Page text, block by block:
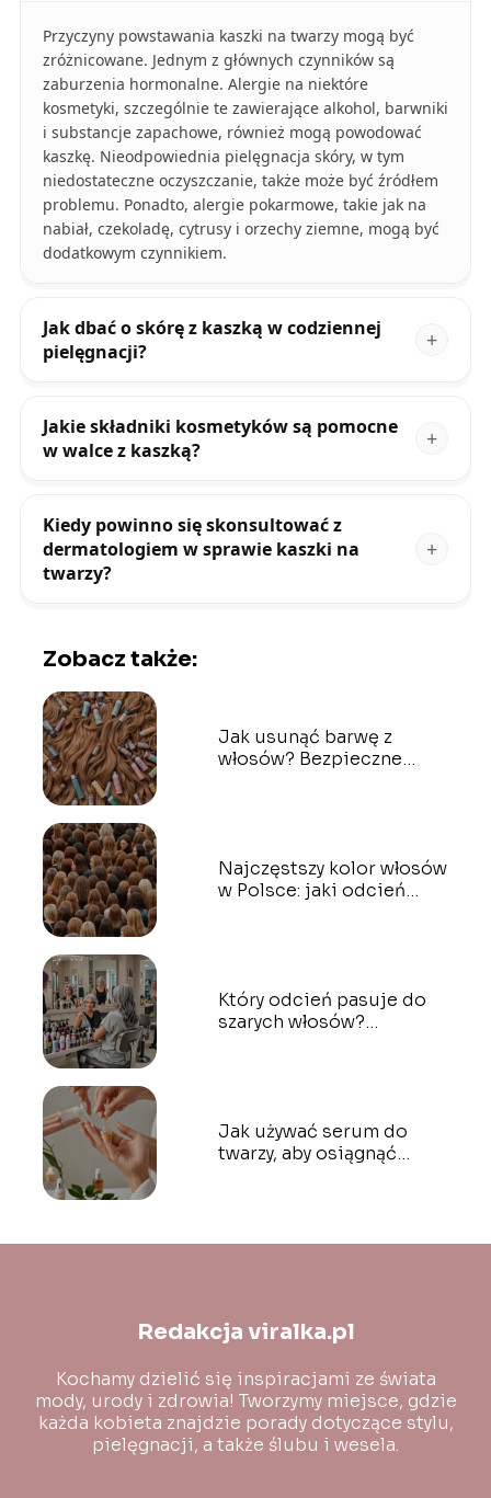
Przyczyny powstawania kaszki na twarzy mogą być
zróżnicowane. Jednym z głównych czynników są
zaburzenia hormonalne. Alergie na niektóre
kosmetyki, szczególnie te zawierające alkohol, barwniki
i substancje zapachowe, również mogą powodować
kaszkę. Nieodpowiednia pielęgnacja skóry, w tym
niedostateczne oczyszczanie, także może być źródłem
problemu. Ponadto, alergie pokarmowe, takie jak na
nabiał, czekoladę, cytrusy i orzechy ziemne, mogą być
dodatkowym czynnikiem.
Jak dbać o skórę z kaszką w codziennej
pielęgnacji?
Jakie składniki kosmetyków są pomocne
w walce z kaszką?
Kiedy powinno się skonsultować z
dermatologiem w sprawie kaszki na
twarzy?
Zobacz także:
Jak usunąć barwę z
włosów? Bezpieczne
Najczęstszy kolor włosów
w Polsce: jaki odcień
Który odcień pasuje do
szarych włosów?
Jak używać serum do
twarzy, aby osiągnąć
Redakcja viralka.pl
Kochamy dzielić się inspiracjami ze świata
mody, urody i zdrowia! Tworzymy miejsce, gdzie
każda kobieta znajdzie porady dotyczące stylu,
pielęgnacji, a także ślubu i wesela.